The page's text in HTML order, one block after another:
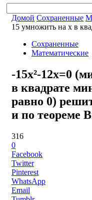
Домой Сохраненные
15 умножить на x в
Сохраненные
Математические
-15x²-12x=0
в квадрате
равно 0)
и по теореме
316
0
Facebook
Twitter
Pinterest
WhatsApp
Email